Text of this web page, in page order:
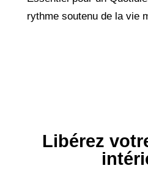
rythme soutenu de la vie
Libérez